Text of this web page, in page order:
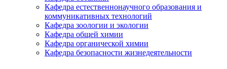
Кафедра естественнонаучного образования и
коммуникативных технологий
Кафедра зоологии и экологии
Кафедра общей химии
Кафедра органической химии
Кафедра безопасности жизнедеятельности